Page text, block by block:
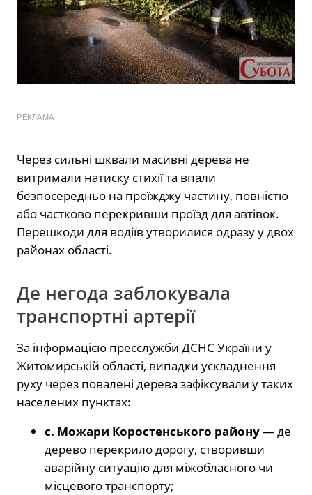
РЕКЛАМА
Через сильні шквали масивні дерева не
витримали натиску стихії та впали
безпосередньо на проїжджу частину, повністю
або частково перекривши проїзд для автівок.
Перешкоди для водіїв утворилися одразу у двох
районах області.
Де негода заблокувала
транспортні артерії
За інформацією пресслужби ДСНС України у
Житомирській області, випадки ускладнення
руху через повалені дерева зафіксували у таких
населених пунктах:
с. Можари Коростенського району— де
дерево перекрило дорогу, створивши
аварійну ситуацію для міжобласного чи
місцевого транспорту;